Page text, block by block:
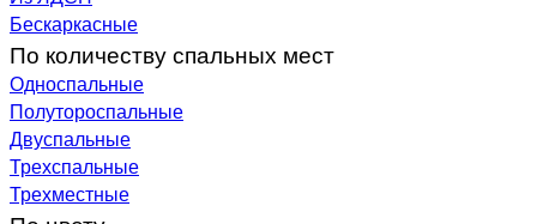
Бескаркасные
По количеству спальных мест
Односпальные
Полутороспальные
Двуспальные
Трехспальные
Трехместные